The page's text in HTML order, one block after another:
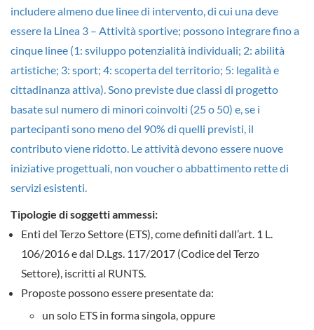
includerealmeno due linee di intervento , di cui una deve
essere la Linea 3 – Attività sportive; possono integrare fino a
cinque linee (1: sviluppo potenzialità individuali; 2: abilità
artistiche; 3: sport; 4: scoperta del territorio; 5: legalità e
cittadinanza attiva). Sono previste due classi di progetto
basate sul numero di minori coinvolti (25 o 50) e, se i
partecipanti sono meno del 90% di quelli previsti, il
contributo viene ridotto. Le attività devono essere nuove
iniziative progettuali, non voucher o abbattimento rette di
servizi esistenti.
Tipologie di soggetti ammessi:
Enti del Terzo Settore (ETS) , come definiti dall’art. 1 L.
106/2016 e dal D.Lgs. 117/2017 (Codice del Terzo
Settore) iscritti al RUNTS
Proposte possono essere presentate da:
un solo ETS in forma singola , oppure